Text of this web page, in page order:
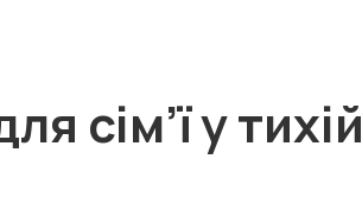
сім’ї у тихій